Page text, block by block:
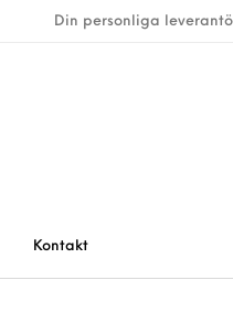
Din personliga
Kontakt